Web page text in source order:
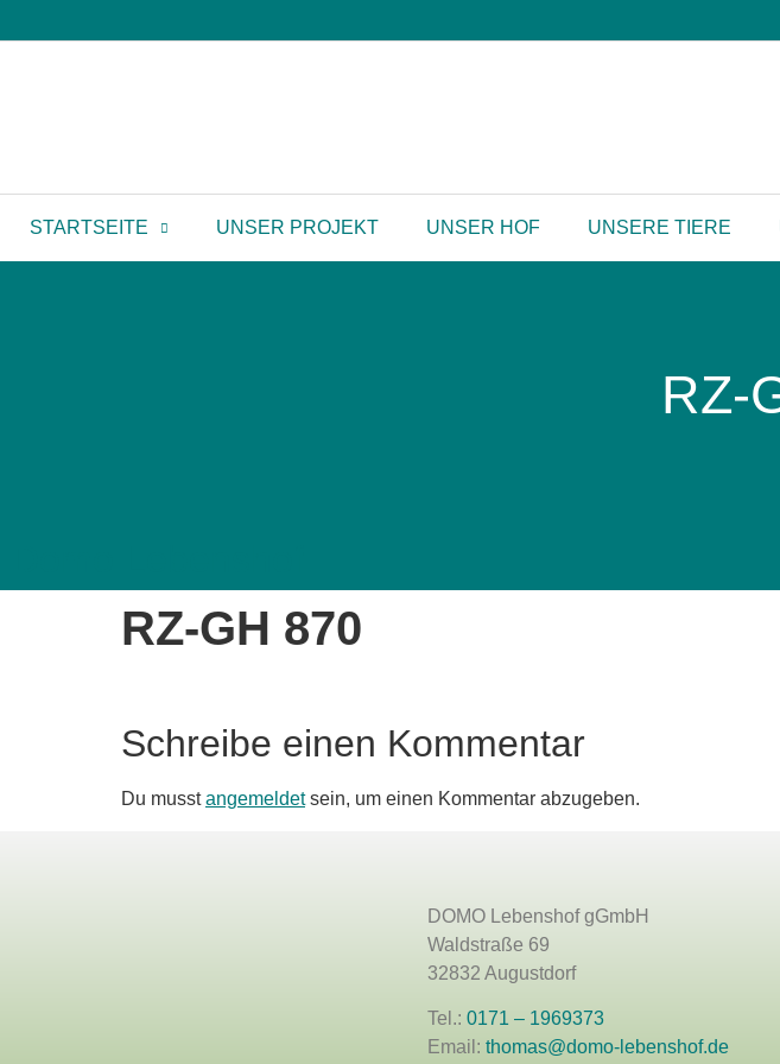
STARTSEITE UNSER PROJEKT UNSER HOF UNSERE TIERE
RZ-
RZ-GH 870
Schreibe einen Kommentar
Du musstangemeldetsein, um einen Kommentar abzugeben.
DOMO Lebenshof gGmbH
Waldstraße 69
32832 Augustdorf
Tel.: 0171 – 1969373
Email: thomas@domo-lebenshof.de